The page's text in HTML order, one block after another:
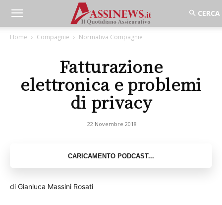
Home Compagnie Normativa Compagnie
Fatturazione
elettronica e problemi
di privacy
22 Novembre 2018
di Gianluca Massini Rosati